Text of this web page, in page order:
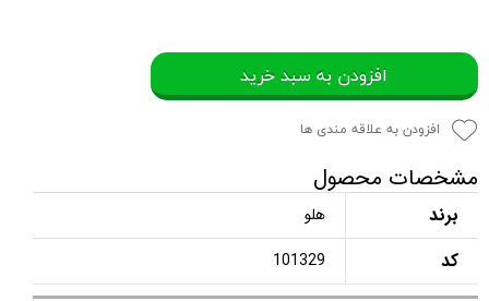
افزودن به سبد خرید
افزودن به علاقه مندی ها
مشخصات محصول
برند هلو
کد 101329